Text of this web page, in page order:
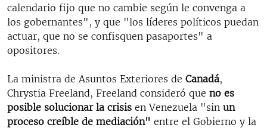
calendario fijo que no cambie según le convenga a
los gobernantes", y que "los líderes políticos puedan
actuar, que no se confisquen pasaportes" a
opositores.
La ministra de Asuntos Exteriores de Canadá,
Chrystia Freeland, Freeland consideró que no es
posible solucionar la crisis en Venezuela "sin un
proceso creíble de mediación" entre el Gobierno y la